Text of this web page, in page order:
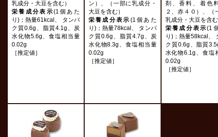
乳成分・大豆を含む）
栄養成分表示(1個あた
り)；熱量61kcal、 タンパ
ク質0.6g、脂質4.1g、炭
水化物5.6g、食塩相当量
0.02g
［推定値］
ン）、（一部に乳成分・
大豆を含む）
栄養成分表示 (1個あた
り)；熱量78kcal、 タンパ
ク質0.6g、脂質4.7g、炭
水化物8.3g、食塩相当量
0.02g
［推定値］
剤、香料、着色
２、赤４０）、（
乳成分・大豆を含
栄養成分表示(1
り)；熱量58kcal、
ク質0.6g、脂質
水化物6.1g、食塩
0.02g
［推定値］